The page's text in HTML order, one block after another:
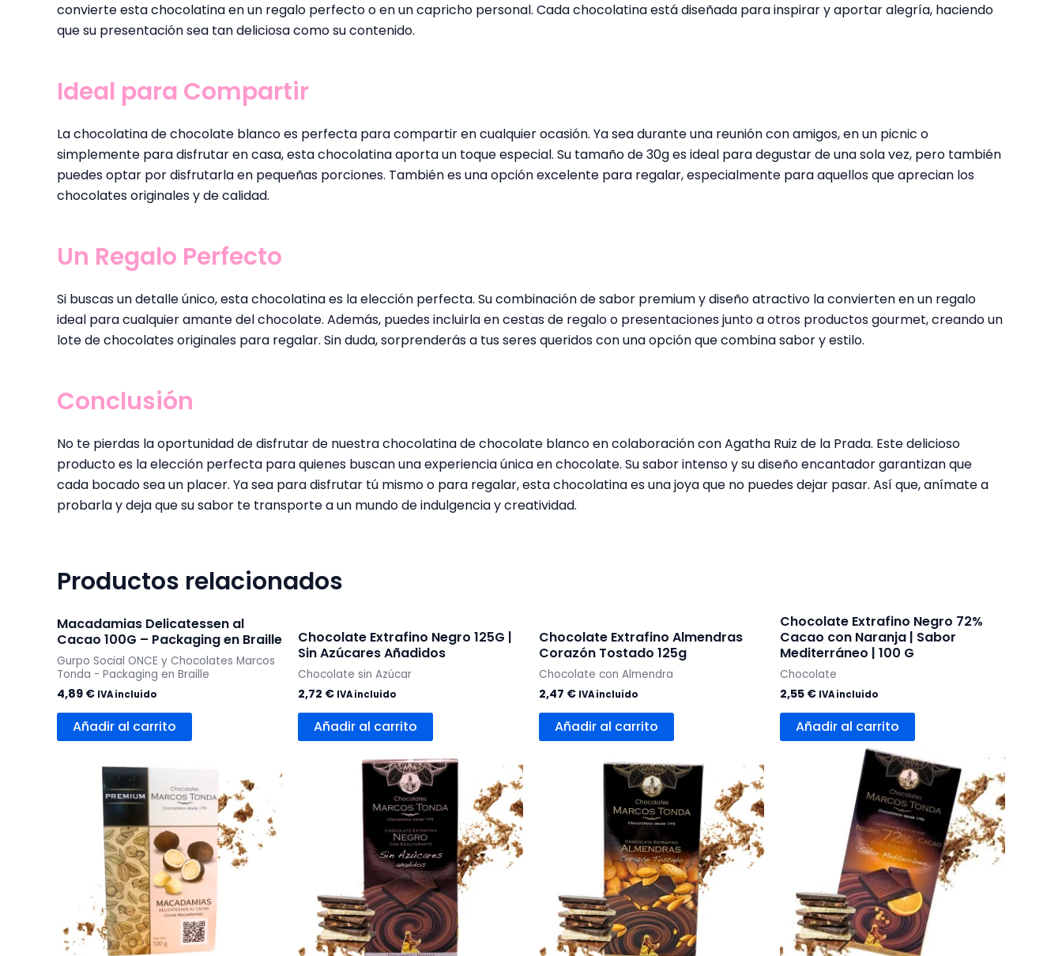
convierte esta chocolatina en un regalo perfecto o en un capricho personal. Cada chocolatina está diseñada para inspirar y aportar alegría, haciendo
que su presentación sea tan deliciosa como su contenido.
Ideal para Compartir
La chocolatina de chocolate blanco es perfecta para compartir en cualquier ocasión. Ya sea durante una reunión con amigos, en un picnic o
simplemente para disfrutar en casa, esta chocolatina aporta un toque especial. Su tamaño de 30g es ideal para degustar de una sola vez, pero también
puedes optar por disfrutarla en pequeñas porciones. También es una opción excelente para regalar, especialmente para aquellos que aprecian los
chocolates originales y de calidad.
Un Regalo Perfecto
Si buscas un detalle único, esta chocolatina es la elección perfecta. Su combinación de sabor premium y diseño atractivo la convierten en un regalo
ideal para cualquier amante del chocolate. Además, puedes incluirla en cestas de regalo o presentaciones junto a otros productos gourmet, creando un
lote de chocolates originales para regalar. Sin duda, sorprenderás a tus seres queridos con una opción que combina sabor y estilo.
Conclusión
No te pierdas la oportunidad de disfrutar de nuestra chocolatina de chocolate blanco en colaboración con Agatha Ruiz de la Prada. Este delicioso
producto es la elección perfecta para quienes buscan una experiencia única en chocolate. Su sabor intenso y su diseño encantador garantizan que
cada bocado sea un placer. Ya sea para disfrutar tú mismo o para regalar, esta chocolatina es una joya que no puedes dejar pasar. Así que, anímate a
probarla y deja que su sabor te transporte a un mundo de indulgencia y creatividad.
Productos relacionados
Macadamias Delicatessen al
Cacao 100G – Packaging en Braille
Gurpo Social ONCE y Chocolates Marcos
Tonda - Packaging en Braille
4,89 € IVA incluido
Añadir al carrito
Chocolate Extrafino Negro 125G |
Sin Azúcares Añadidos
Chocolate sin Azúcar
2,72 € IVA incluido
Añadir al carrito
Chocolate Extrafino Almendras
Corazón Tostado 125g
Chocolate con Almendra
2,47 € IVA incluido
Añadir al carrito
Chocolate Extrafino Negro 72%
Cacao con Naranja | Sabor
Mediterráneo | 100 G
Chocolate
2,55 € IVA incluido
Añadir al carrito